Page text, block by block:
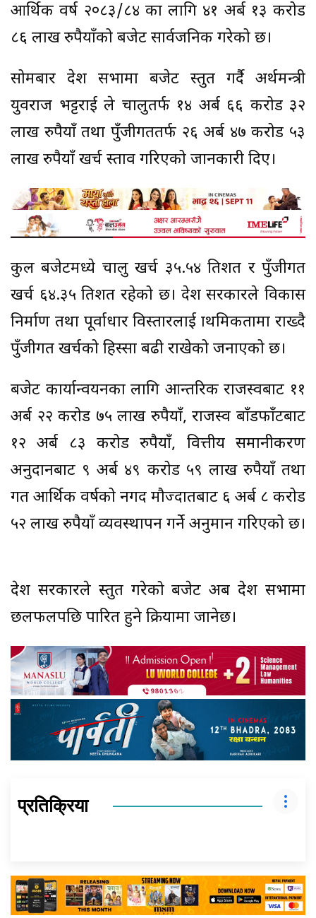
आर्थिक वर्ष २०८३/८४ का लागि ४१ अर्ब १३ करोड
८६ लाख रुपैयाँको बजेट सार्वजनिक गरेको छ।
सोमबार प्रदेश सभामा बजेट प्रस्तुत गर्दै अर्थमन्त्री
युवराज भट्टराई ले चालुतर्फ १४ अर्ब ६६ करोड ३२
लाख रुपैयाँ तथा पुँजीगततर्फ २६ अर्ब ४७ करोड ५३
लाख रुपैयाँ खर्च प्रस्ताव गरिएको जानकारी दिए।
कुल बजेटमध्ये चालु खर्च ३५.५४ प्रतिशत र पुँजीगत
खर्च ६४.३५ प्रतिशत रहेको छ। प्रदेश सरकारले विकास
निर्माण तथा पूर्वाधार विस्तारलाई प्राथमिकतामा राख्दै
पुँजीगत खर्चको हिस्सा बढी राखेको जनाएको छ।
बजेट कार्यान्वयनका लागि आन्तरिक राजस्वबाट ११
अर्ब २२ करोड ७५ लाख रुपैयाँ, राजस्व बाँडफाँटबाट
१२ अर्ब ८३ करोड रुपैयाँ, वित्तीय समानीकरण
अनुदानबाट ९ अर्ब ४९ करोड ५९ लाख रुपैयाँ तथा
गत आर्थिक वर्षको नगद मौज्दातबाट ६ अर्ब ८ करोड
५२ लाख रुपैयाँ व्यवस्थापन गर्ने अनुमान गरिएको छ।
प्रदेश सरकारले प्रस्तुत गरेको बजेट अब प्रदेश सभामा
छलफलपछि पारित हुने प्रक्रियामा जानेछ।
प्रतिक्रिया